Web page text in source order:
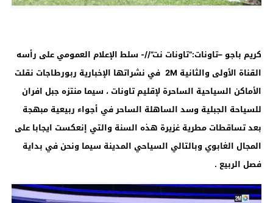
كريم باجو –تاونات:”تاونات نت”//- سلط الإعلام العمومي على رأسه
القناة الأولى والثانية 2M في نشراتها الإخبارية ربورطاجات نقلت
الأماكن السياحية الساحرة لإقليم تاونات ، سيما منتزه جبل افران
للسياحة الجبلية وسد الساهلة الساحر في أجواء ربيعية مبهجة
بعد تساقطات مطرية غزيرة هذه السنة والتي إنعكست ايجابا على
المجال الغابوي وبالتالي السياحي المدينة سيما ونحن في بداية
فصل الربيع .